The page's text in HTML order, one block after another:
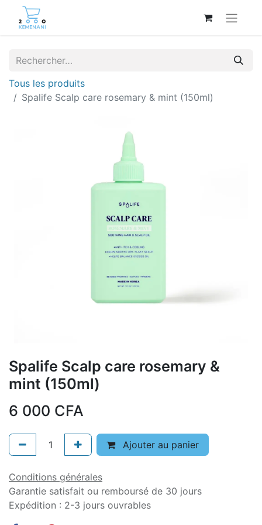
Tous les produits
Spalife Scalp care rosemary & mint (150ml)
Spalife Scalp care rosemary &
mint (150ml)
6 000 CFA
Ajouter au panier
Conditions générales
Garantie satisfait ou remboursé de 30 jours
Expédition : 2-3 jours ouvrables